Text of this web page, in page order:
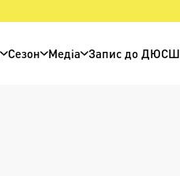
Сезон Медіа Запис до ДЮСШ